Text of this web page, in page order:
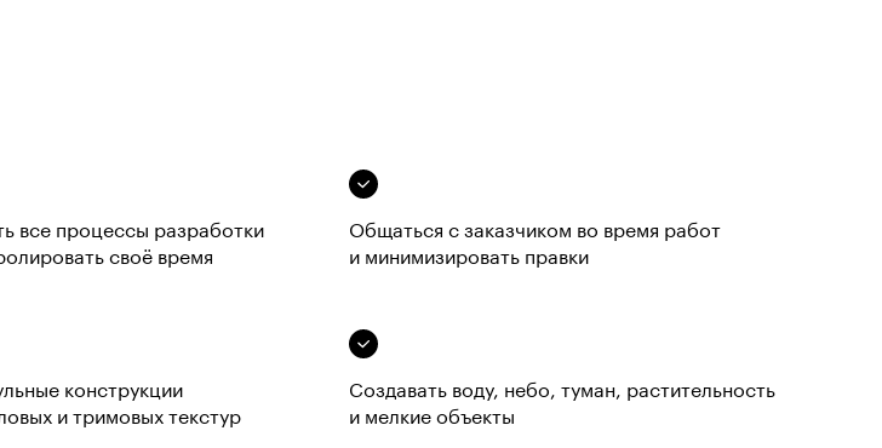
все процессы разработки
своё время
Общаться с заказчиком во время работ
и минимизировать правки
конструкции
и тримовых текстур
Создавать воду, небо, туман, растительность
и мелкие объекты